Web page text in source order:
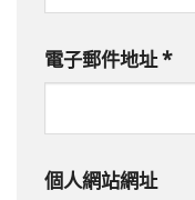
電子郵件地址*
個人網站網址